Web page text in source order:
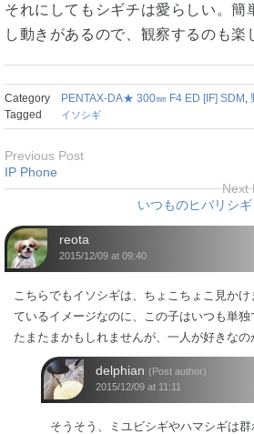
それにしてもシギチは愛らしい。簡
し動きがあるので、観察するのも楽
Category PENTAX-DA★ 300㎜ F4 ED [IF] SDM
Tagged
イソシギ
Previous Post
IP Phone
Next
いつものヒバリシ
reota
2015/12/09 at 09:40
こちらでもイソシギは、ちょこちょこ見か
ているイメージなのに、この子はいつも単独
たまたまかもしれませんが、一人が好きなの
delphian (Post author)
2015/12/09 at 11:11
そうそう、ミユビシギやハマシギは